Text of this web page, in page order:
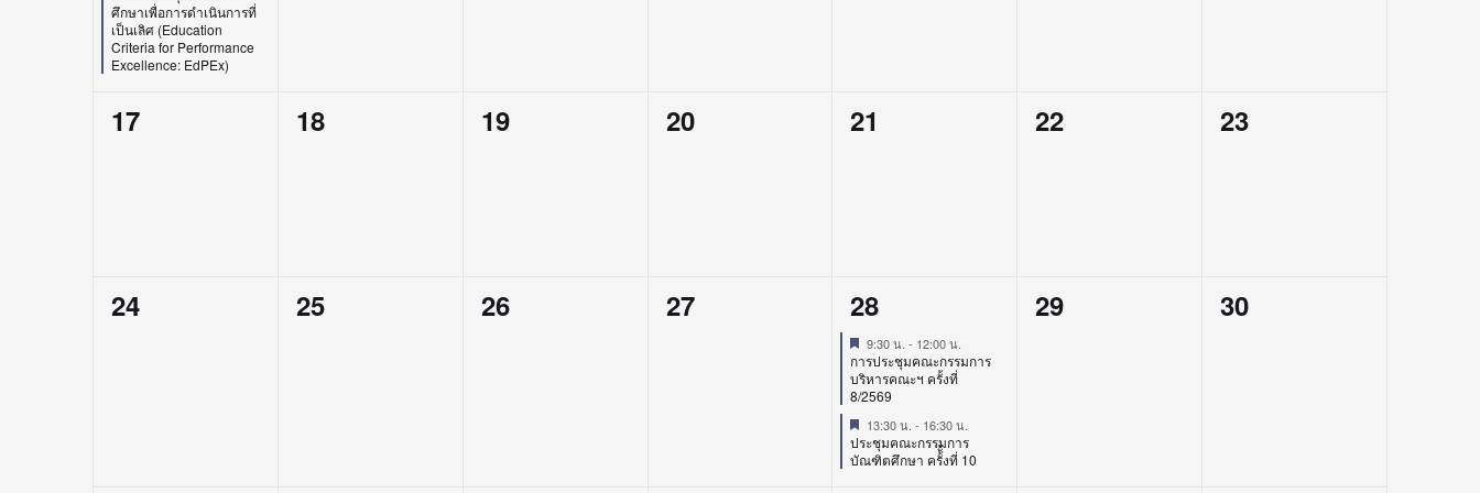
ศึกษาเพื่อการดำเนินการที่
เป็นเลิศ (Education
Criteria for Performance
Excellence: EdPEx)
0
17
0
18
0
19
0
20
0
21
0
22
0
23
0
24
0
25
0
26
0
27
2
events,
28
Featured
9:30 น.- 12:00 น.
การประชุมคณะกรรมการ
บริหารคณะฯ ครั้งที่
8/2569
Featured
13:30 น.- 16:30 น.
ประชุมคณะกรรมการ
บัณฑิตศึกษา ครั้ั้งที่ 10
0
29
0
30